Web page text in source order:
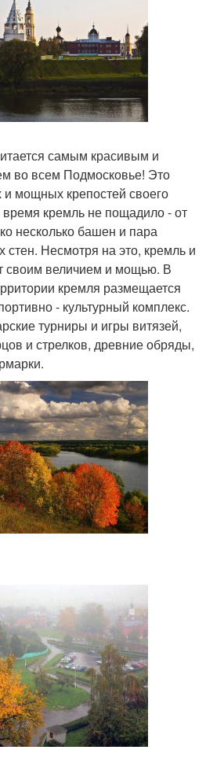
самым красивым и
во всем Подмосковье! Это
мощных крепостей своего
кремль не пощадило - от
несколько башен и пара
стен. Несмотря на это, кремль и
своим величием и мощью. В
кремля размещается
- культурный комплекс.
турниры и игры витязей,
и стрелков, древние обряды,